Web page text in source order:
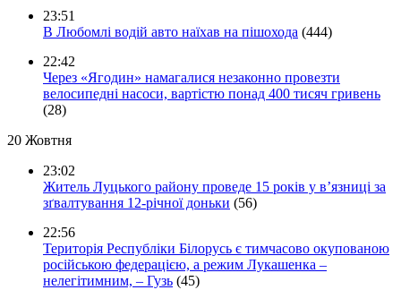
23:51
В Любомлі водій авто наїхав на пішохода (444)
22:42
Через «Ягодин» намагалися незаконно провезти
велосипедні насоси, вартістю понад 400 тисяч гривень
(28)
20 Жовтня
23:02
Житель Луцького району проведе 15 років у в’язниці за
зґвалтування 12-річної доньки (56)
22:56
Територія Республіки Білорусь є тимчасово окупованою
російською федерацією, а режим Лукашенка –
нелегітимним, – Гузь (45)